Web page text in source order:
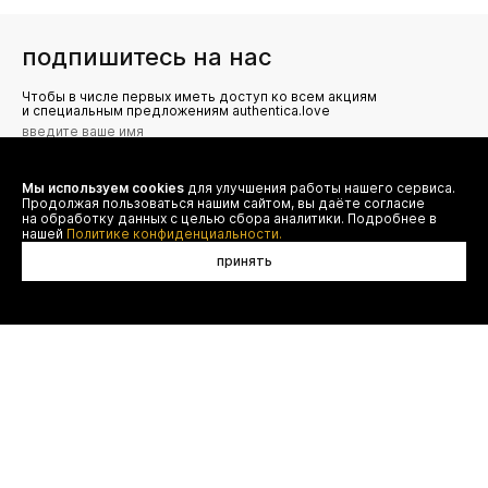
подпишитесь на нас
Чтобы в числе первых иметь доступ ко всем акциям
и специальным предложениям authentica.love
Я даю согласие на сбор, обработку и хранение моих
персональных данных (имя, email, телефон) для получения
рекламных и информационных рассылок от ООО 'БТ
Юнайтед', а также ознакомлен(а) с
Политикой конфиденциальности
Мы используем cookies для улучшения работы нашего сервиса.
Продолжая пользоваться нашим сайтом, вы даёте согласие
на обработку данных с целью сбора аналитики. Подробнее в
нашей Политике конфиденциальности.
принять